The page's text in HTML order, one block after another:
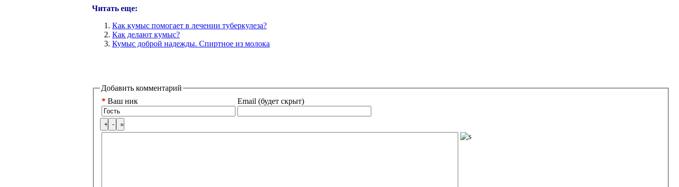
Читать еще:
Как кумыс помогает в лечении туберкулеза?
Как делают кумыс?
Кумыс доброй надежды. Спиртное из молока
Добавить комментарий
* Ваш ник Email (будет скрыт)